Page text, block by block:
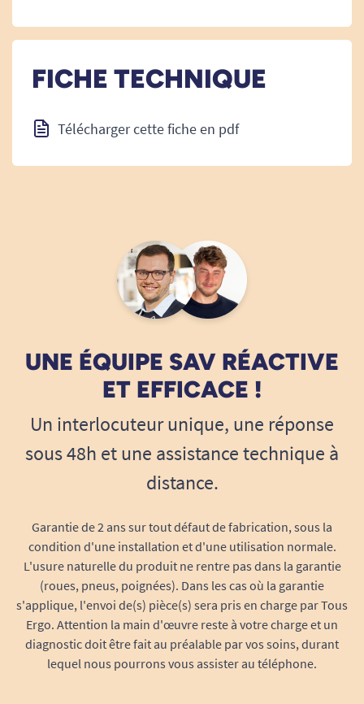
FICHE TECHNIQUE
Télécharger cette fiche en pdf
UNE ÉQUIPE SAV RÉACTIVE
ET EFFICACE !
Un interlocuteur unique, une réponse
sous 48h et une assistance technique à
distance.
Garantie de 2 ans sur tout défaut de fabrication, sous la
condition d'une installation et d'une utilisation normale.
L'usure naturelle du produit ne rentre pas dans la garantie
(roues, pneus, poignées). Dans les cas où la garantie
s'applique, l'envoi de(s) pièce(s) sera pris en charge par Tous
Ergo. Attention la main d'œuvre reste à votre charge et un
diagnostic doit être fait au préalable par vos soins, durant
lequel nous pourrons vous assister au téléphone.